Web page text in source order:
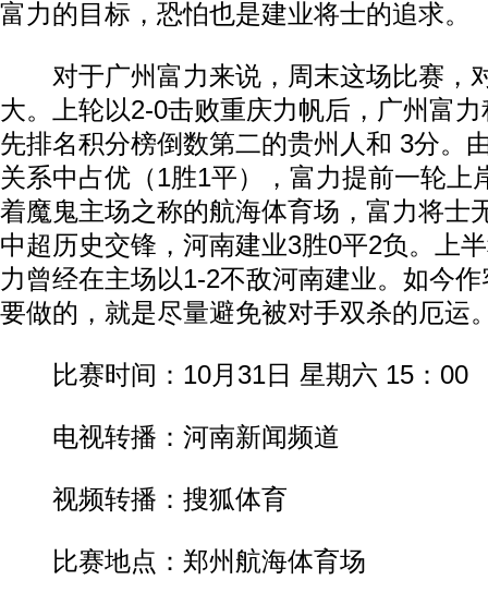
富力的目标，恐怕也是建业将士的追求。
对于广州富力来说，周末这场比赛，
大。上轮以2-0击败重庆力帆后，广州富
先排名积分榜倒数第二的贵州人和 3分。
关系中占优（1胜1平），富力提前一轮上
着魔鬼主场之称的航海体育场，富力将士
中超历史交锋，河南建业3胜0平2负。上
力曾经在主场以1-2不敌河南建业。如今
要做的，就是尽量避免被对手双杀的厄运
比赛时间：10月31日 星期六 15：00
电视转播：河南新闻频道
视频转播：搜狐体育
比赛地点：郑州航海体育场